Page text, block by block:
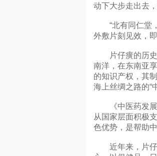
动下大步走出去
“北有同仁堂，
外敷片刻见效，
片仔癀的历史
南洋，在东南亚
的知识产权，其
海上丝绸之路的“
《中医药发展“
从国家层面积极
色优势，是帮助
近年来，片仔